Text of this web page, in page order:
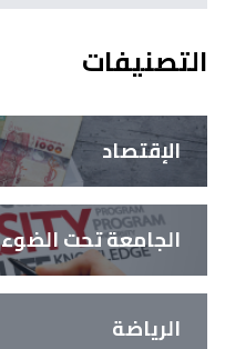
التصنيفات
الإقتصاد
الجامعة تحت الضوء
الرياضة